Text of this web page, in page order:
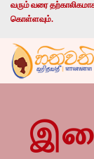
வரும் வரை
கொள்ளவும்.